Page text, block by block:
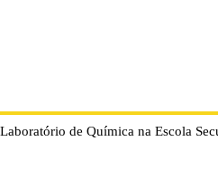
Laboratório de Química na Escola